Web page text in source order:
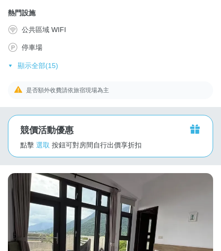
熱門設施
公共區域 WIFI
停車場
顯示全部(15)
是否額外收費請依旅宿現場為主
競價活動優惠
點擊 選取 按鈕可對房間自行出價享折扣